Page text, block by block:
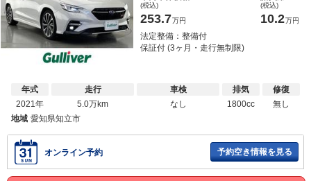
(税込)
253.7万円
(税込)
10.2万円
法定整備：整備付
保証付 (3ヶ月・走行無制限)
年式
2021年
走行
5.0万km
車検
なし
排気
1800cc
修復
無し
地域 愛知県知立市
オンライン予約 予約空き情報を見る